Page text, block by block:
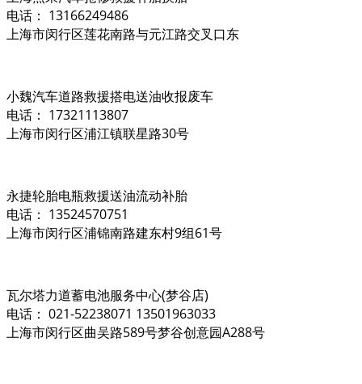
电话： 13166249486
上海市闵行区莲花南路与元江路交叉口东
小魏汽车道路救援搭电送油收报废车
电话： 17321113807
上海市闵行区浦江镇联星路30号
永捷轮胎电瓶救援送油流动补胎
电话： 13524570751
上海市闵行区浦锦南路建东村9组61号
瓦尔塔力道蓄电池服务中心(梦谷店)
电话： 021-52238071 13501963033
上海市闵行区曲吴路589号梦谷创意园A288号